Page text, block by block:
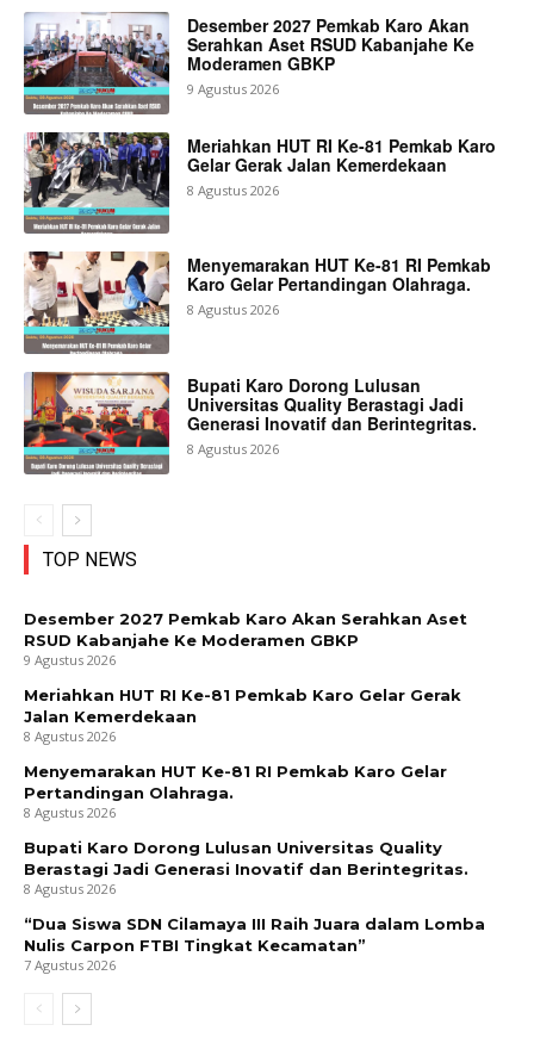
Desember 2027 Pemkab Karo Akan
Serahkan Aset RSUD Kabanjahe Ke
Moderamen GBKP
9 Agustus 2026
Meriahkan HUT RI Ke-81 Pemkab Karo
Gelar Gerak Jalan Kemerdekaan
8 Agustus 2026
Menyemarakan HUT Ke-81 RI Pemkab
Karo Gelar Pertandingan Olahraga.
8 Agustus 2026
Bupati Karo Dorong Lulusan
Universitas Quality Berastagi Jadi
Generasi Inovatif dan Berintegritas.
8 Agustus 2026
TOP NEWS
Desember 2027 Pemkab Karo Akan Serahkan Aset
RSUD Kabanjahe Ke Moderamen GBKP
9 Agustus 2026
Meriahkan HUT RI Ke-81 Pemkab Karo Gelar Gerak
Jalan Kemerdekaan
8 Agustus 2026
Menyemarakan HUT Ke-81 RI Pemkab Karo Gelar
Pertandingan Olahraga.
8 Agustus 2026
Bupati Karo Dorong Lulusan Universitas Quality
Berastagi Jadi Generasi Inovatif dan Berintegritas.
8 Agustus 2026
“Dua Siswa SDN Cilamaya III Raih Juara dalam Lomba
Nulis Carpon FTBI Tingkat Kecamatan”
7 Agustus 2026